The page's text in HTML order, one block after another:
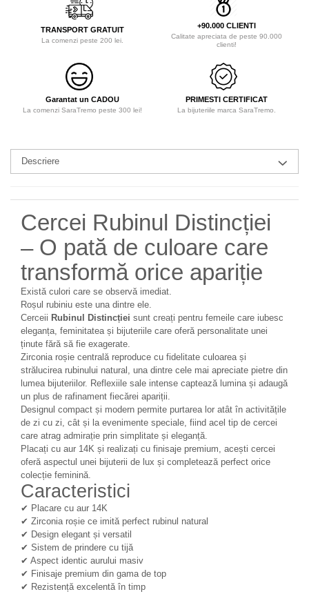
TRANSPORT GRATUIT
La comenzi peste 200 lei.
+90.000 CLIENTI
Calitate apreciata de peste 90.000
clienti!
Garantat un CADOU
La comenzi SaraTremo peste 300 lei!
PRIMESTI CERTIFICAT
La bijuteriile marca SaraTremo.
Descriere
Cercei Rubinul Distincției
– O pată de culoare care
transformă orice apariție
Există culori care se observă imediat.
Roșul rubiniu este una dintre ele.
Cerceii Rubinul Distincției sunt creați pentru femeile care iubesc
eleganța, feminitatea și bijuteriile care oferă personalitate unei
ținute fără să fie exagerate.
Zirconia roșie centrală reproduce cu fidelitate culoarea și
strălucirea rubinului natural, una dintre cele mai apreciate pietre din
lumea bijuteriilor. Reflexiile sale intense captează lumina și adaugă
un plus de rafinament fiecărei apariții.
Designul compact și modern permite purtarea lor atât în activitățile
de zi cu zi, cât și la evenimente speciale, fiind acel tip de cercei
care atrag admirație prin simplitate și eleganță.
Placați cu aur 14K și realizați cu finisaje premium, acești cercei
oferă aspectul unei bijuterii de lux și completează perfect orice
colecție feminină.
Caracteristici
✔ Placare cu aur 14K
✔ Zirconia roșie ce imită perfect rubinul natural
✔ Design elegant și versatil
✔ Sistem de prindere cu tijă
✔ Aspect identic aurului masiv
✔ Finisaje premium din gama de top
✔ Rezistență excelentă în timp